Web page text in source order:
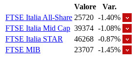
Valore
Var.
FTSE Italia All-Share 25720 -1.40%
FTSE Italia Mid Cap 39374 -1.08%
FTSE Italia STAR
46268 -0.87%
FTSE MIB
23707 -1.45%